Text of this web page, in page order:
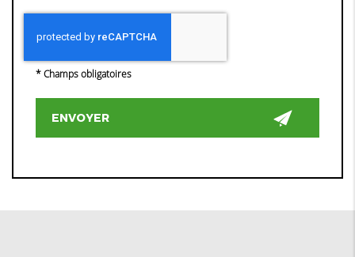
*Champs obligatoires